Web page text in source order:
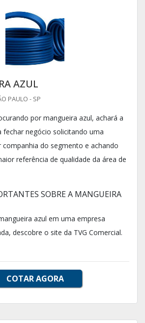
AZUL
PAULO - SP
por mangueira azul, achará a
fechar negócio solicitando uma
do segmento e achando
referência de qualidade da área de
SOBRE A MANGUEIRA
azul em uma empresa
descobre o site da TVG Comercial.
COTAR AGORA